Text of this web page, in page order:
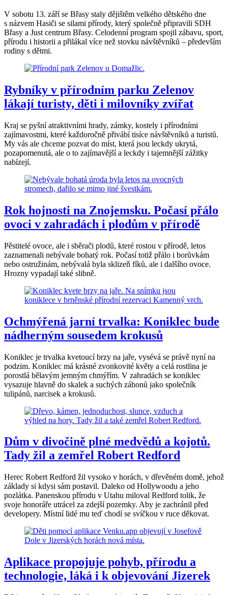
V sobotu 13. září se Břasy staly dějištěm velkého dětského dne
s názvem Hasiči se silami přírody, který společně připravili SDH
Břasy a Just centrum Břasy. Celodenní program spojil zábavu, sport,
přírodu i historii a přilákal více než stovku návštěvníků – především
rodiny s dětmi.
Rybníky v přírodním parku Zelenov
lákají turisty, děti i milovníky zvířat
Kraj se pyšní atraktivními hrady, zámky, kostely i přírodními
zajímavostmi, které každoročně přivábí tisíce návštěvníků a turistů.
My vás ale chceme pozvat do míst, která jsou leckdy ukrytá,
pozapomenutá, ale o to zajímavější a leckdy i tajemnější zážitky
nabízejí.
Rok hojnosti na Znojemsku. Počasí přálo
ovoci v zahradách i plodům v přírodě
Pěstitelé ovoce, ale i sběrači plodů, které rostou v přírodě, letos
zaznamenali nebývale bohatý rok. Počasí totiž přálo i borůvkám
nebo ostružinám, nebývalá byla sklizeň fíků, ale i dalšího ovoce.
Hrozny vypadají také slibně.
Ochmýřená jarní trvalka: Koniklec bude
nádherným sousedem krokusů
Koniklec je trvalka kvetoucí brzy na jaře, vysévá se právě nyní na
podzim. Koniklec má krásné zvonkovité květy a celá rostlina je
porostlá bělavým jemným chmýřím. V zahradách se koniklec
vysazuje hlavně do skalek a suchých záhonů jako společník
tulipánů, narcisek a krokusů.
Dům v divočině plné medvědů a kojotů.
Tady žil a zemřel Robert Redford
Herec Robert Redford žil vysoko v horách, v dřevěném domě, jehož
základy si kdysi sám postavil. Daleko od Hollywoodu a jeho
pozlátka. Panenskou přírodu v Utahu miloval Redford tolik, že
svoje honoráře utrácel za zdejší pozemky. Aby je zachránil před
developery. Místní lidé mu teď chodí se svíčkou v ruce děkovat.
Aplikace propojuje pohyb, přírodu a
technologie, láká i k objevování Jizerek